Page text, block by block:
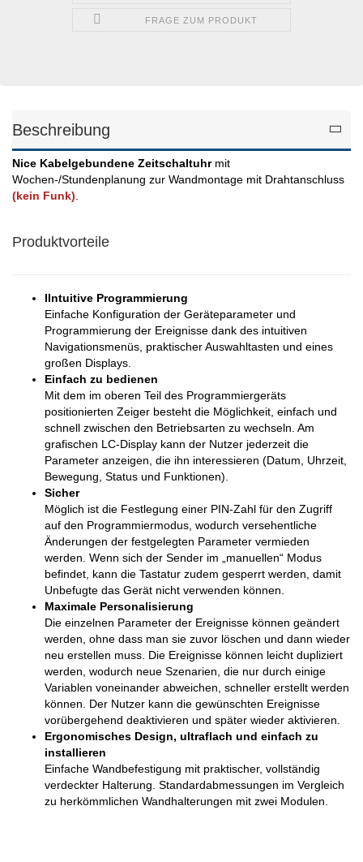
FRAGE ZUM PRODUKT
Beschreibung
Nice Kabelgebundene Zeitschaltuhrmit
Wochen-/Stundenplanung zur Wandmontage mit Drahtanschluss
(kein Funk)
Produktvorteile
IIntuitive Programmierung
Einfache Konfiguration der Geräteparameter und
Programmierung der Ereignisse dank des intuitiven
Navigationsmenüs, praktischer Auswahltasten und eines
großen Displays.
Einfach zu bedienen
Mit dem im oberen Teil des Programmiergeräts
positionierten Zeiger besteht die Möglichkeit, einfach und
schnell zwischen den Betriebsarten zu wechseln. Am
grafischen LC-Display kann der Nutzer jederzeit die
Parameter anzeigen, die ihn interessieren (Datum, Uhrzeit,
Bewegung, Status und Funktionen).
Sicher
Möglich ist die Festlegung einer PIN-Zahl für den Zugriff
auf den Programmiermodus, wodurch versehentliche
Änderungen der festgelegten Parameter vermieden
werden. Wenn sich der Sender im „manuellen“ Modus
befindet, kann die Tastatur zudem gesperrt werden, damit
Unbefugte das Gerät nicht verwenden können.
Maximale Personalisierung
Die einzelnen Parameter der Ereignisse können geändert
werden, ohne dass man sie zuvor löschen und dann wieder
neu erstellen muss. Die Ereignisse können leicht dupliziert
werden, wodurch neue Szenarien, die nur durch einige
Variablen voneinander abweichen, schneller erstellt werden
können. Der Nutzer kann die gewünschten Ereignisse
vorübergehend deaktivieren und später wieder aktivieren.
Ergonomisches Design, ultraflach und einfach zu
installieren
Einfache Wandbefestigung mit praktischer, vollständig
verdeckter Halterung. Standardabmessungen im Vergleich
zu herkömmlichen Wandhalterungen mit zwei Modulen.